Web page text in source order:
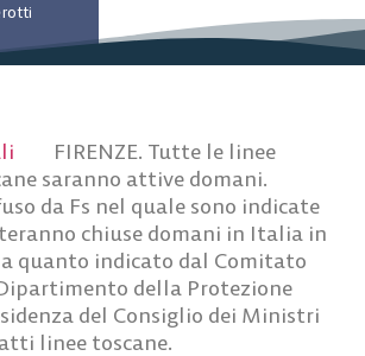
FIRENZE. Tutte le linee
saranno attive domani.
da Fs nel quale sono indicate
chiuse domani in Italia in
quanto indicato dal Comitato
della Protezione
del Consiglio dei Ministri
linee toscane.